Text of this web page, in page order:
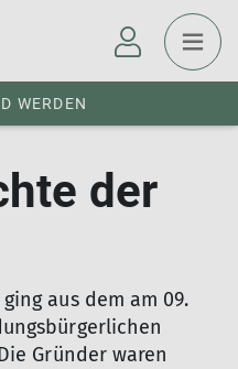
WERDEN
der
ging aus dem am 09.
Gründer waren